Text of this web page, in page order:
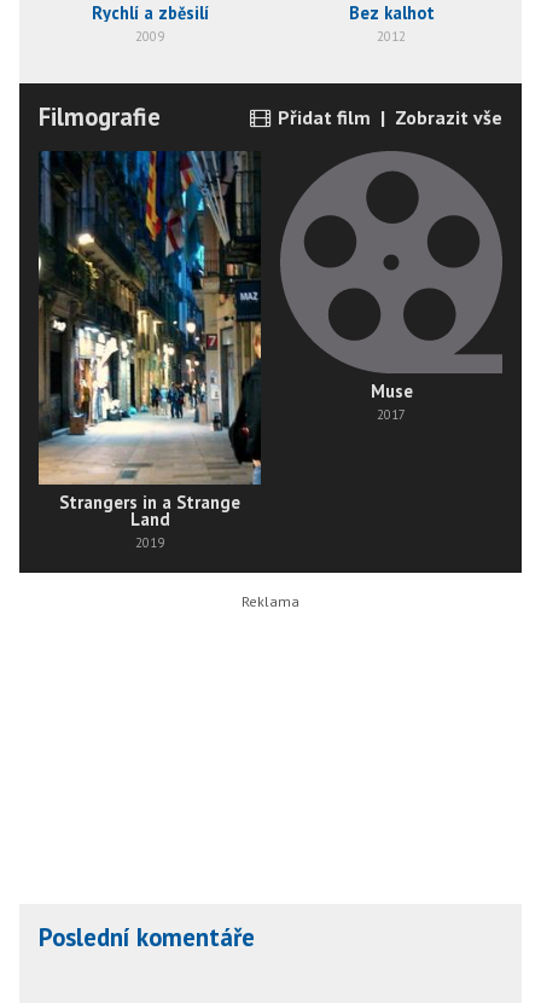
Rychlí a zběsilí
2009
Bez kalhot
2012
Filmografie Přidat film | Zobrazit vše
Strangers in a Strange
Land
2019
Muse
2017
Poslední komentáře